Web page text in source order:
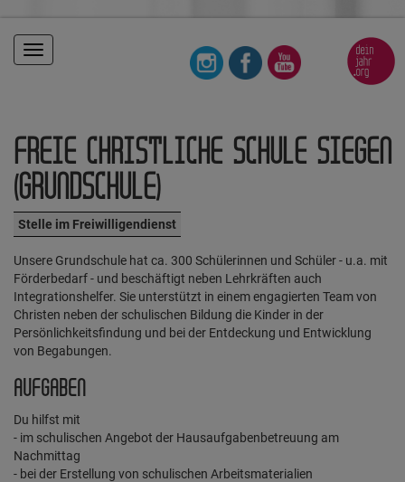
Toggle
navigation
FREIE CHRISTLICHE SCHULE SIEGEN
(GRUNDSCHULE)
Stelle im Freiwilligendienst
Unsere Grundschule hat ca. 300 Schülerinnen und Schüler - u.a. mit
Förderbedarf - und beschäftigt neben Lehrkräften auch
Integrationshelfer. Sie unterstützt in einem engagierten Team von
Christen neben der schulischen Bildung die Kinder in der
Persönlichkeitsfindung und bei der Entdeckung und Entwicklung
von Begabungen.
AUFGABEN
Du hilfst mit
- im schulischen Angebot der Hausaufgabenbetreuung am
Nachmittag
- bei der Erstellung von schulischen Arbeitsmaterialien